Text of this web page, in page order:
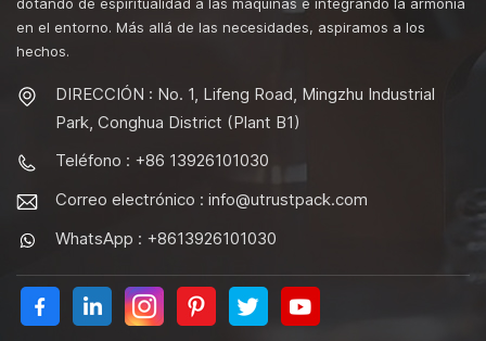
en el entorno. Más allá de las necesidades, aspiramos a los
hechos.
DIRECCIÓN : No. 1, Lifeng Road, Mingzhu Industrial
Park, Conghua District (Plant B1)
Teléfono : +86 13926101030
Correo electrónico : info@utrustpack.com
WhatsApp : +8613926101030